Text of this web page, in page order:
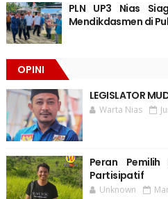
PLN UP3 Nias
Mendikdasmen di
OPINI
LEGISLATOR
Warta Nias
Peran
Partisipatif
Unknown